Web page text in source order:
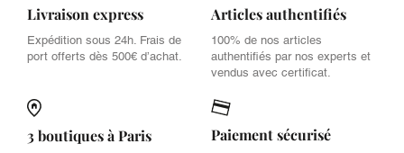
Livraison express
Expédition sous 24h. Frais de
port offerts dès 500€ d’achat.
Articles authentifiés
100% de nos articles
authentifiés par nos experts et
vendus avec certificat.
3 boutiques à Paris Paiement sécurisé